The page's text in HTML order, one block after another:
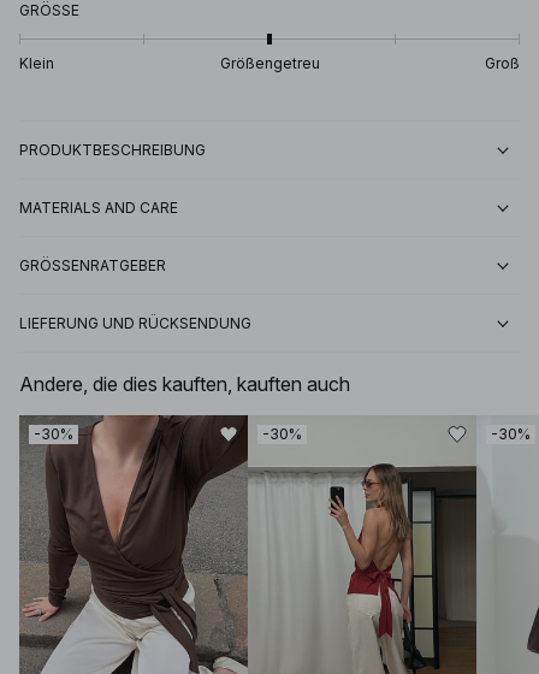
GRÖSSE
Klein Größengetreu Groß
PRODUKTBESCHREIBUNG
MATERIALS AND CARE
GRÖSSENRATGEBER
LIEFERUNG UND RÜCKSENDUNG
Andere, die dies kauften, kauften auch
-30% -30% -30%